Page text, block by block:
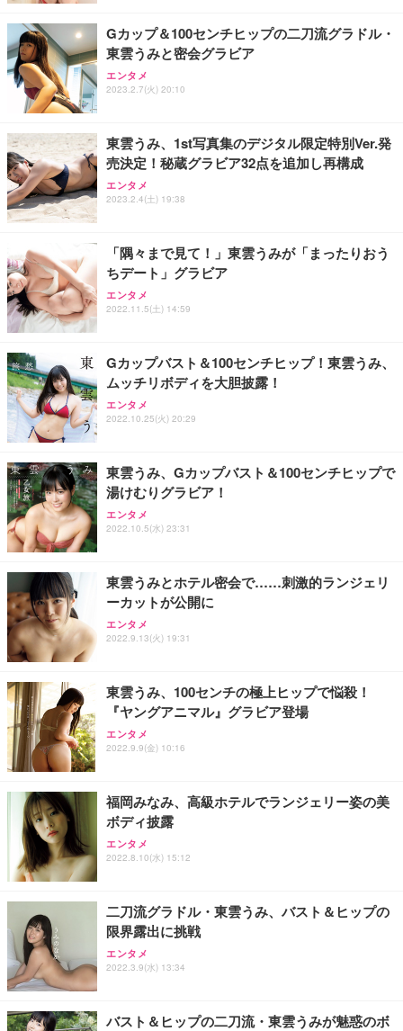
務用 おしゃれ パソコンチェア (ブラック)
Sezlife オフィスチェア デスクチェア 疲れない テレ
ワーク チェア 強化バックレスト 30度ロッキング機
能 人間工学 椅子 腰サポート 90度跳ね上げ式アーム
務用 おしゃれ パソコンチェア (ホワイト)
ANDWINT オフィスチェア デスクチェア 肘なし メ
ッシュ 通気性 ランバーサポート付き 腰サポート ガ
ス圧無段階昇降 360度回転 キャスター付き コンパク
【整備済み品】Dell E2724HS 27インチ 液晶モニタ
ー フルHD（1920×1080）VA 非光沢 HDMI/DisplayP
ort/VGA スピーカー内蔵 高さ調整 スイベル VESA対
【MiniLED/24.5inch/280Hz/FHD】GRAPHT THE S
HOOTER Gaming Monitor 24” Essential ゲーミン
グモニター QD 24.5インチ 1ms FHD 量子ドット 残
Smart Basic(スマートベーシック) 【Amazon.co.jp
限定】 Smart Basic アイリスオーヤマ ペットシーツ
超厚型 お徳用 ワイド 100枚入 (x 1) (ケース販売)
アイリスオーヤマ ペットシーツ 超厚型 お徳用 レギ
ュラー 200枚入【Amazon.co.jp限定】
Gカップ＆100センチヒップの二刀流グラドル・
東雲うみと密会グラビア
エンタメ
2023.2.7(火) 20:10
東雲うみ、1st写真集のデジタル限定特別Ver.発
売決定！秘蔵グラビア32点を追加し再構成
エンタメ
2023.2.4(土) 19:38
「隅々まで見て！」東雲うみが「まったりおう
ちデート」グラビア
エンタメ
2022.11.5(土) 14:59
Gカップバスト＆100センチヒップ！東雲うみ、
ムッチリボディを大胆披露！
エンタメ
2022.10.25(火) 20:29
東雲うみ、Gカップバスト＆100センチヒップで
湯けむりグラビア！
エンタメ
2022.10.5(水) 23:31
東雲うみとホテル密会で……刺激的ランジェリ
ーカットが公開に
エンタメ
2022.9.13(火) 19:31
東雲うみ、100センチの極上ヒップで悩殺！
『ヤングアニマル』グラビア登場
エンタメ
2022.9.9(金) 10:16
福岡みなみ、高級ホテルでランジェリー姿の美
ボディ披露
エンタメ
2022.8.10(水) 15:12
二刀流グラドル・東雲うみ、バスト＆ヒップの
限界露出に挑戦
エンタメ
2022.3.9(水) 13:34
バスト＆ヒップの二刀流・東雲うみが魅惑のボ